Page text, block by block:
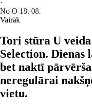
·
No O 18. 08.
Vairāk
Tori stūra U
Selection. Dienas
bet naktī
neregulārai
vietu.